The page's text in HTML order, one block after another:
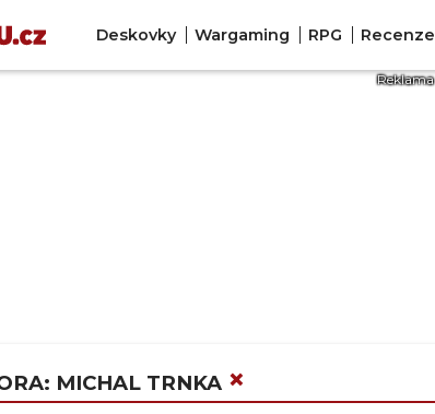
Deskovky Wargaming RPG Recenze
MICHAL TRNKA ×